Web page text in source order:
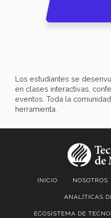
Los estudiantes se
en clases interactivas,
eventos. Toda la
herramienta.
INICIO NOSOTROS
ANALÍTICAS
ECOSISTEMA DE